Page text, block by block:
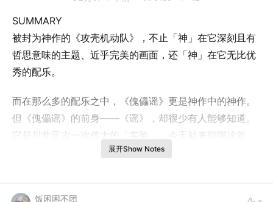
SUMMARY
被封为神作的《攻壳机动队》，不止「神」在它深刻且有
哲思意味的主题、近乎完美的画面，还「神」在它无比优
秀的配乐。
而在那么多的配乐之中，《傀儡谣》更是神作中的神作。
但《傀儡谣》的前身——《谣》，却很少有人能够知道。
它是川井宪次一次伟大的「实验」，今天就来聊聊这首
《谣》，究竟「神」在哪里。
– 《谣》的重要性就在于它的「实验性」
展开Show Notes
饭困困不团